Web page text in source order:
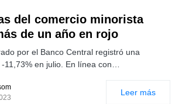
del comercio minorista
de un año en rojo
por el Banco Central registró una
11,73% en julio. En línea con…
Leer más